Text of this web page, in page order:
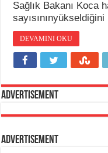
Sağlık Bakanı Koca
DEVAMINI OKU
Advertisement
Advertisement